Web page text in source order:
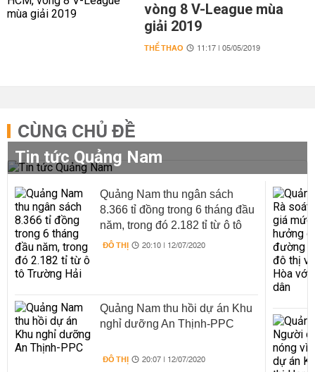
vòng 8 V-League mùa
giải 2019
THỂ THAO 11:17 | 05/05/2019
CÙNG CHỦ ĐỀ
Tin tức Quảng Nam
Quảng Nam thu ngân sách
8.366 tỉ đồng trong 6 tháng đầu
năm, trong đó 2.182 tỉ từ ô tô
Trường Hải
ĐÔ THỊ 20:10 | 12/07/2020
Quảng Nam thu hồi dự án Khu
nghỉ dưỡng An Thịnh-PPC
ĐÔ THỊ 20:07 | 12/07/2020